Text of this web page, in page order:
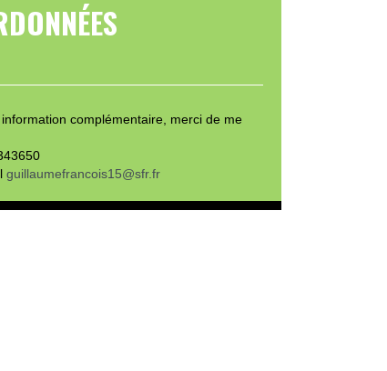
complémentaire, merci de me
guillaumefrancois15@sfr.fr